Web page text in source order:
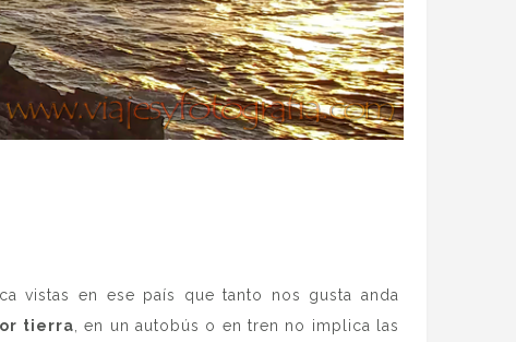
vistas en ese país que tanto nos gusta anda
tierra , en un autobús o en tren no implica las